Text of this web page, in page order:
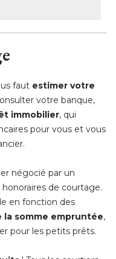
faut estimer votre
votre banque,
immobilier, qui
pour vous et vous
négocié par un
de courtage.
en fonction des
la somme empruntée,
pour les petits prêts.